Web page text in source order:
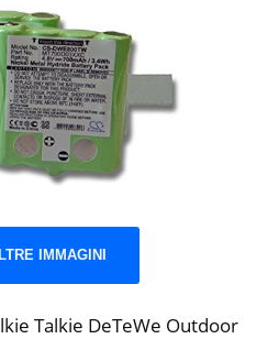
IMMAGINI
Talkie DeTeWe Outdoor